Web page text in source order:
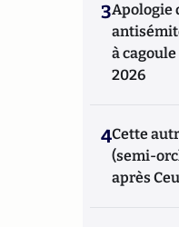
3Apologie
à cagoule
2026
4Cette
(semi-
après